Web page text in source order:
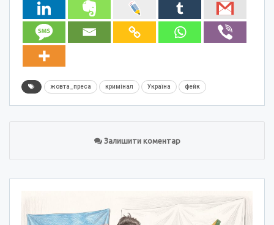
жовта_преса кримінал Україна фейк
Залишити коментар